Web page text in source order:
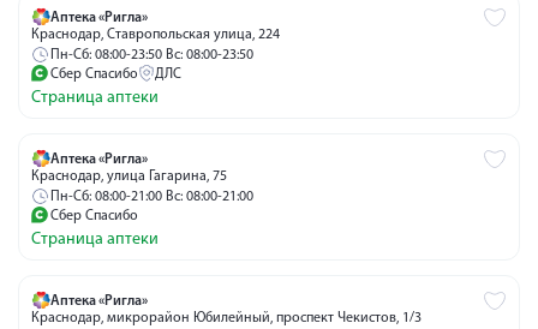
Аптека «Ригла»
Краснодар, Ставропольская улица, 224
Пн-Сб: 08:00-23:50 Вс: 08:00-23:50
Сбер Спасибо
ДЛС
Страница аптеки
Аптека «Ригла»
Краснодар, улица Гагарина, 75
Пн-Сб: 08:00-21:00 Вс: 08:00-21:00
Сбер Спасибо
Страница аптеки
Аптека «Ригла»
Краснодар, микрорайон Юбилейный, проспект Чекистов, 1/3